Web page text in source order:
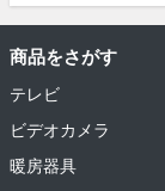
商品をさがす
テレビ
ビデオカメラ
暖房器具